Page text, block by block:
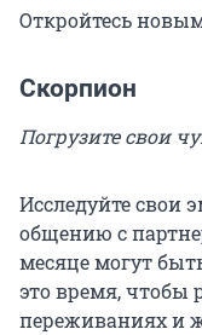
Откройтесь
Скорпион
Погрузите свои
Исследуйте свои
общению с
месяце могут
это время, чтобы
переживаниях и